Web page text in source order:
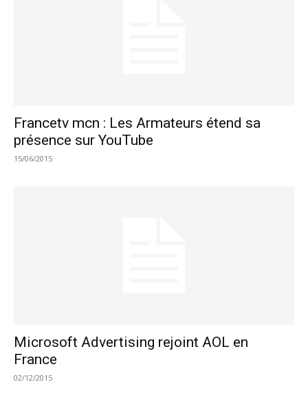
Francetv mcn : Les Armateurs étend sa
présence sur YouTube
15/06/2015
Microsoft Advertising rejoint AOL en
France
02/12/2015